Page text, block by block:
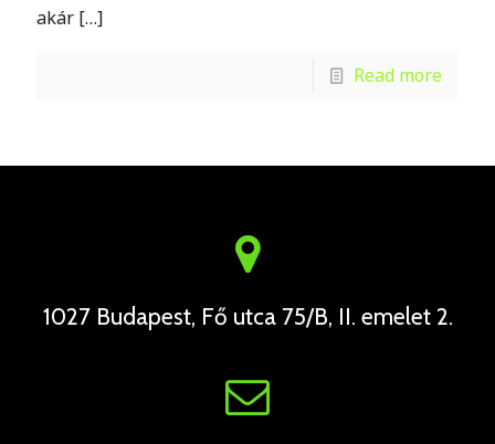
akár […]
Read more
1027 Budapest, Fő utca 75/B, II. emelet 2.